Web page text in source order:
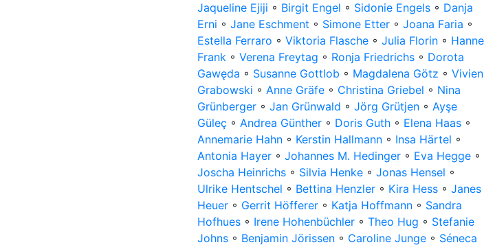
Jaqueline Ejiji ◦ Birgit Engel ◦ Sidonie Engels ◦ Danja
Erni ◦ Jane Eschment ◦ Simone Etter ◦ Joana Faria ◦
Estella Ferraro ◦ Viktoria Flasche ◦ Julia Florin ◦ Hanne
Frank ◦ Verena Freytag ◦ Ronja Friedrichs ◦ Dorota
Gawęda ◦ Susanne Gottlob ◦ Magdalena Götz ◦ Vivien
Grabowski ◦ Anne Gräfe ◦ Christina Griebel ◦ Nina
Grünberger ◦ Jan Grünwald ◦ Jörg Grütjen ◦ Ayşe
Güleç ◦ Andrea Günther ◦ Doris Guth ◦ Elena Haas ◦
Annemarie Hahn ◦ Kerstin Hallmann ◦ Insa Härtel ◦
Antonia Hayer ◦ Johannes M. Hedinger ◦ Eva Hegge ◦
Joscha Heinrichs ◦ Silvia Henke ◦ Jonas Hensel ◦
Ulrike Hentschel ◦ Bettina Henzler ◦ Kira Hess ◦ Janes
Heuer ◦ Gerrit Höfferer ◦ Katja Hoffmann ◦ Sandra
Hofhues ◦ Irene Hohenbüchler ◦ Theo Hug ◦ Stefanie
Johns ◦ Benjamin Jörissen ◦ Caroline Junge ◦ Séneca